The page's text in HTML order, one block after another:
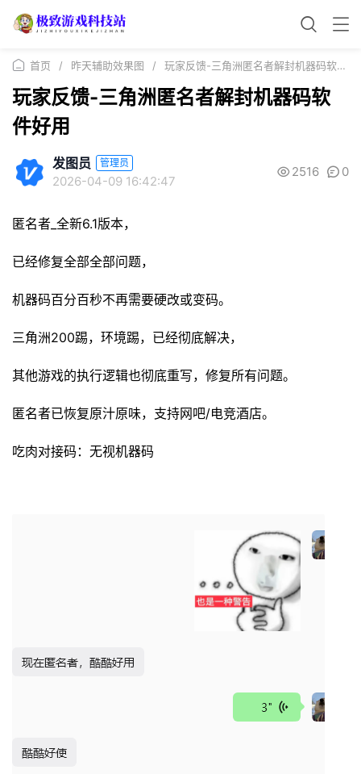
首页 / 昨天辅助效果图 / 玩家反馈-三角洲匿名者解封机器码软件好用
玩家反馈-三角洲匿名者解封机器码软
件好用
发图员 管理员
2026-04-09 16:42:47
2516 0
匿名者_全新6.1版本，
已经修复全部全部问题，
机器码百分百秒不再需要硬改或变码。
三角洲200踢，环境踢，已经彻底解决，
其他游戏的执行逻辑也彻底重写，修复所有问题。
匿名者已恢复原汁原味，支持网吧/电竞酒店。
吃肉对接码：无视机器码